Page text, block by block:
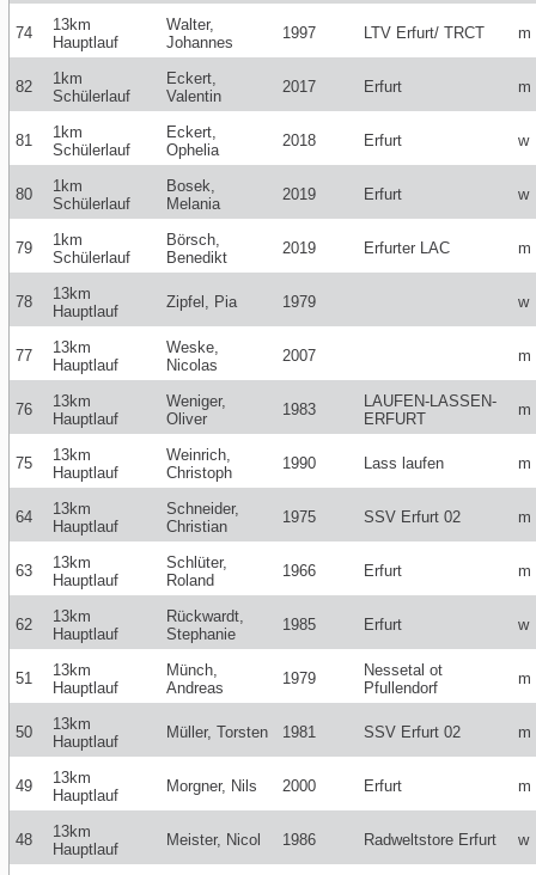
74
13km
Hauptlauf
Walter,
Johannes
1997 LTV Erfurt/ TRCT m
82
1km
Schülerlauf
Eckert,
Valentin
2017 Erfurt m
81
1km
Schülerlauf
Eckert,
Ophelia
2018 Erfurt w
80
1km
Schülerlauf
Bosek,
Melania
2019 Erfurt w
79
1km
Schülerlauf
Börsch,
Benedikt
2019 Erfurter LAC m
78
13km
Hauptlauf
Zipfel, Pia 1979 w
77
13km
Hauptlauf
Weske,
Nicolas
2007 m
76
13km
Hauptlauf
Weniger,
Oliver
1983
LAUFEN-LASSEN-
ERFURT
m
75
13km
Hauptlauf
Weinrich,
Christoph
1990 Lass laufen m
64
13km
Hauptlauf
Schneider,
Christian
1975 SSV Erfurt 02 m
63
13km
Hauptlauf
Schlüter,
Roland
1966 Erfurt m
62
13km
Hauptlauf
Rückwardt,
Stephanie
1985 Erfurt w
51
13km
Hauptlauf
Münch,
Andreas
1979
Nessetal ot
Pfullendorf
m
50
13km
Hauptlauf
Müller, Torsten 1981 SSV Erfurt 02 m
49
13km
Hauptlauf
Morgner, Nils 2000 Erfurt m
48
13km
Hauptlauf
Meister, Nicol 1986 Radweltstore Erfurt w